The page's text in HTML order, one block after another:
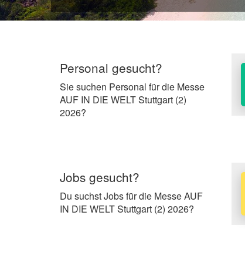
Personal gesucht?
Sie suchen Personal für die Messe
AUF IN DIE WELT Stuttgart (2)
2026?
Jobs gesucht?
Du suchst Jobs für die Messe AUF
IN DIE WELT Stuttgart (2) 2026?